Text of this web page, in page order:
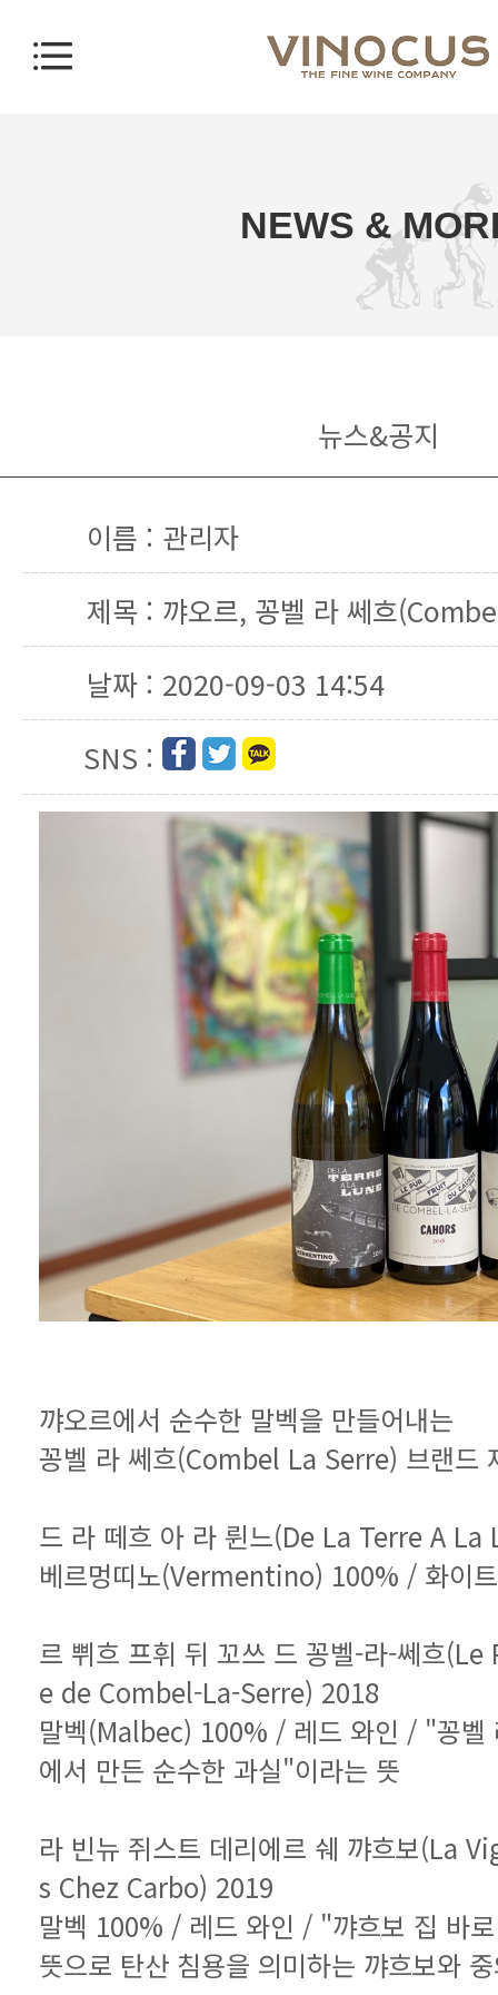
NEWS &
뉴스&공지
이름 : 관리자
제목 : 꺄오르, 꽁벨 라 쎄흐
날짜 : 2020-09-03 14:54
SNS :
꺄오르에서 순수한 말벡을 만들어내는
꽁벨 라 쎄흐(Combel La Serre) 브랜드
드 라 떼흐 아 라 륀느(De La Terre A La
베르멍띠노(Vermentino) 100% / 화이
e de Combel-La-Serre) 2018
에서 만든 순수한 과실"이라는 뜻
s Chez Carbo) 2019
뜻으로 탄산 침용을 의미하는 꺄흐보와